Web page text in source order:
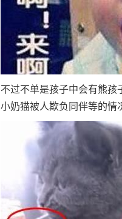
不过不单是孩子中会有熊孩
小奶猫被人欺负同伴等的情